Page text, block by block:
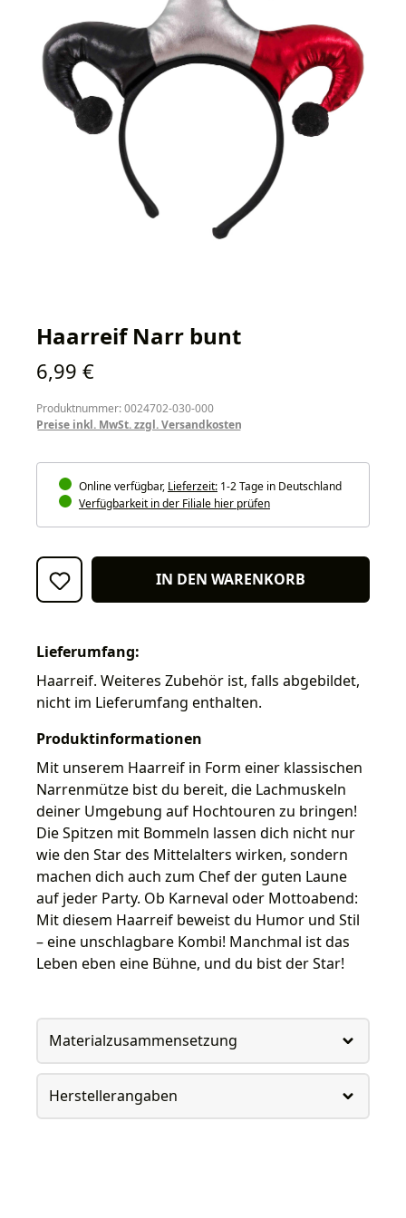
Haarreif Narr bunt
Regulärer Preis:
6,99 €
Produktnummer: 0024702-030-000
Preise inkl. MwSt. zzgl. Versandkosten
Online verfügbar, Lieferzeit: 1-2 Tage in Deutschland
Verfügbarkeit in der Filiale hier prüfen
IN DEN WARENKORB
Lieferumfang:
Haarreif. Weiteres Zubehör ist, falls abgebildet,
nicht im Lieferumfang enthalten.
Produktinformationen
Mit unserem Haarreif in Form einer klassischen
Narrenmütze bist du bereit, die Lachmuskeln
deiner Umgebung auf Hochtouren zu bringen!
Die Spitzen mit Bommeln lassen dich nicht nur
wie den Star des Mittelalters wirken, sondern
machen dich auch zum Chef der guten Laune
auf jeder Party. Ob Karneval oder Mottoabend:
Mit diesem Haarreif beweist du Humor und Stil
– eine unschlagbare Kombi! Manchmal ist das
Leben eben eine Bühne, und du bist der Star!
Materialzusammensetzung
Herstellerangaben